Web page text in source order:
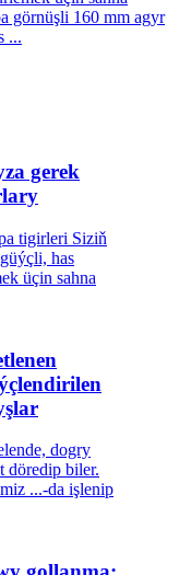
gerek
tigirleri Siziň
has
üçin sahna
dogry
döredip biler.
...-da işlenip